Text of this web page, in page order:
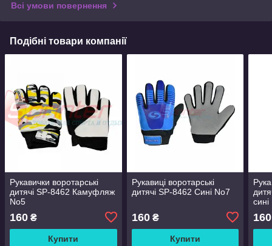
Всі умови повернення
Подібні товари компанії
Рукавички воротарські
дитячі SP-8462 Камуфляж
No5
160 ₴
Купити
Рукавиці воротарські
дитячі SP-8462 Сині No7
160₴
Купити
160